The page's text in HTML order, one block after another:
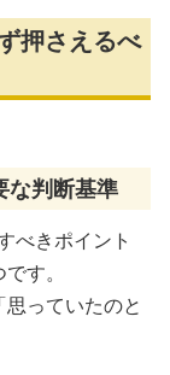
押さえるべ
な判断基準
べきポイント
す。
っていたのと